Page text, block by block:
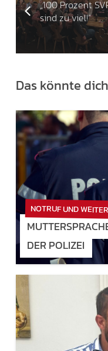
„100 Prozent
sind zu viel!“
Das könnte
NOTRUF UND
DER POLIZEI